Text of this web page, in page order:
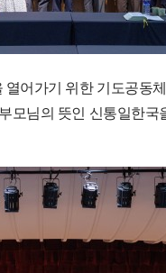
어가기 위한 기도공동
모님의 뜻인 신통일한국